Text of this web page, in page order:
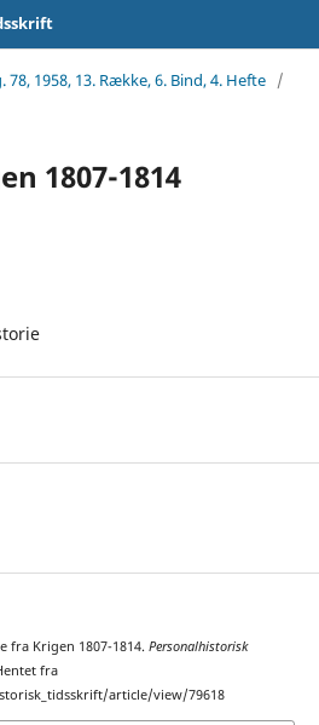
78, 1958, 13. Række, 6. Bind, 4. Hefte /
1807-1814
fra Krigen 1807-1814. Personalhistorisk
fra
article/view/79618